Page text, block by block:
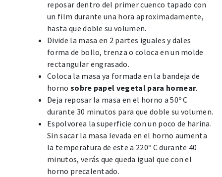
reposar dentro del primer cuenco tapado con
un film durante una hora aproximadamente,
hasta que doble su volumen.
Divide la masa en 2 partes iguales y dales
forma de bollo, trenza o coloca en un molde
rectangular engrasado.
Coloca la masa ya formada en la bandeja de
horno sobre papel vegetal para hornear.
Deja reposar la masa en el horno a 50º C
durante 30 minutos para que doble su volumen.
Espolvorea la superficie con un poco de harina.
Sin sacar la masa levada en el horno aumenta
la temperatura de este a 220º C durante 40
minutos, verás que queda igual que con el
horno precalentado.